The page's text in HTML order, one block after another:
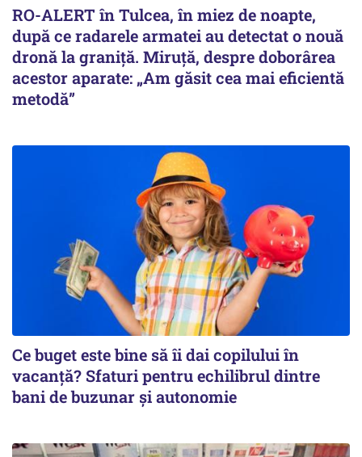
RO-ALERT în Tulcea, în miez de noapte,
după ce radarele armatei au detectat o nouă
dronă la graniță. Miruță, despre doborârea
acestor aparate: „Am găsit cea mai eficientă
metodă”
Ce buget este bine să îi dai copilului în
vacanță? Sfaturi pentru echilibrul dintre
bani de buzunar și autonomie